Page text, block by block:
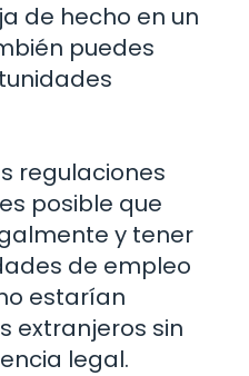
de hecho en un
puedes
regulaciones
posible que
y tener
de empleo
estarían
extranjeros sin
legal.